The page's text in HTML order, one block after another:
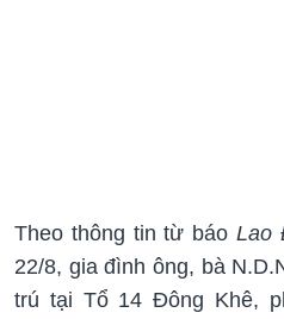
Theo thông tin từ báo Lao
22/8, gia đình ông, bà
trú tại Tổ 14 Đông Khê,